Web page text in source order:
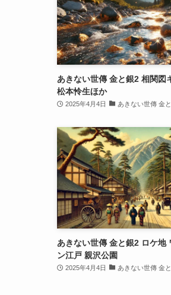
あきない世傳 金と銀2 相関図
松本怜生ほか
2025年4月4日 あきない世傳 金
あきない世傳 金と銀2 ロケ地
ン江戸 親沢公園
2025年4月4日 あきない世傳 金